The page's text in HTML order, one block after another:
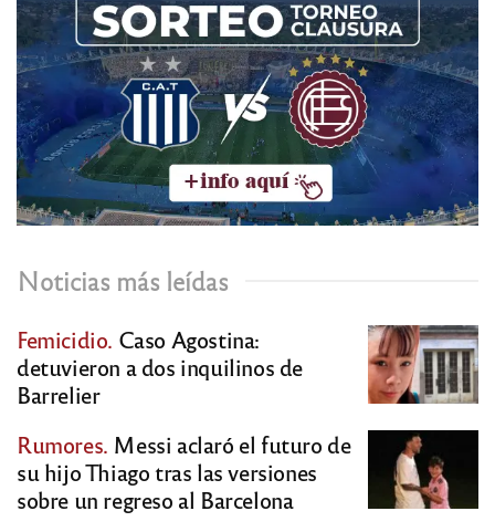
Noticias más leídas
Femicidio. Caso Agostina:
detuvieron a dos inquilinos de
Barrelier
Rumores. Messi aclaró el futuro de
su hijo Thiago tras las versiones
sobre un regreso al Barcelona